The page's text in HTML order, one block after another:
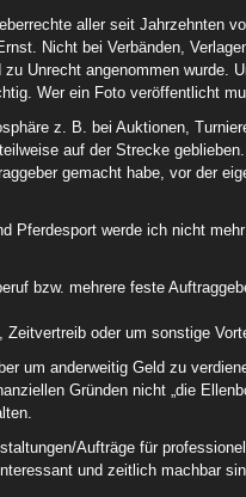
aller seit Jahrzehnten
Nicht bei Verbänden,
Unrecht angenommen wurde.
Wer ein Foto veröffentlicht
z. B. bei Auktionen,
auf der Strecke
gemacht habe, vor der
Pferdesport werde ich nicht
bzw. mehrere feste
oder um sonstige
um anderweitig Geld zu
Gründen nicht „die
Aufträge für
und zeitlich machbar